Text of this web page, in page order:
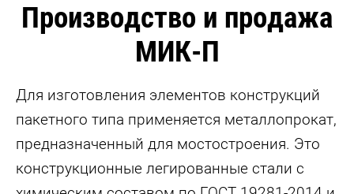
Производство и продажа
МИК-П
Для изготовления элементов конструкций
пакетного типа применяется металлопрокат,
предназначенный для мостостроения. Это
конструкционные легированные стали с